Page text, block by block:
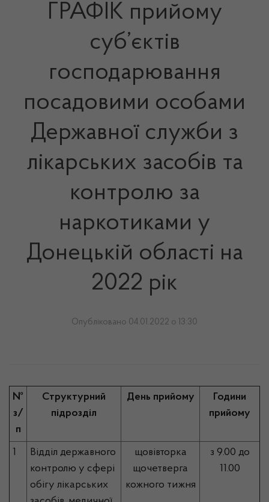
ГРАФІК прийому
суб’єктів
господарювання
посадовими особами
Державної служби з
лікарських засобів та
контролю за
наркотиками у
Донецькій області на
2022 рік
Опубліковано 04.01.2022 о 13:30
№
з/
п
Структурний
підрозділ
День прийому
Години
прийому
1
Відділ державного
контролю у сфері
обігу лікарських
щовівторка
щочетверга
кожного тижня
з 9.00 до
11.00